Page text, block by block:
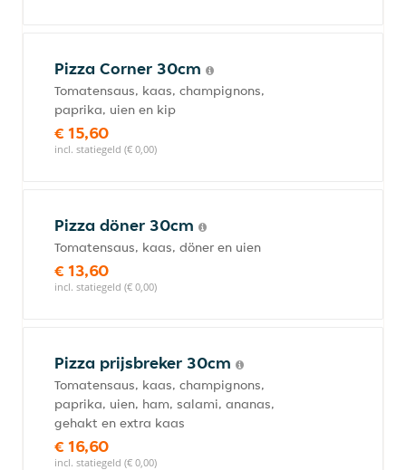
Pizza Corner 30cm
Tomatensaus, kaas, champignons,
paprika, uien en kip
€ 15,60
incl. statiegeld (€ 0,00)
Pizza döner 30cm
Tomatensaus, kaas, döner en uien
€ 13,60
incl. statiegeld (€ 0,00)
Pizza prijsbreker 30cm
Tomatensaus, kaas, champignons,
paprika, uien, ham, salami, ananas,
gehakt en extra kaas
€ 16,60
incl. statiegeld (€ 0,00)